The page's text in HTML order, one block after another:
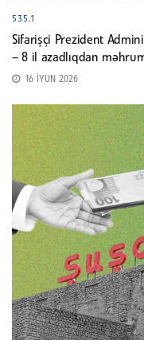
535.1
Sifarişçi Prezident
– 8 il azadlıqdan
16 İYUN 2026